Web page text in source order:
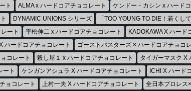
ト ALMA x ハードコアチョコレート
ケンドー・カシン x ハード
DYNAMIC UNIONS シリーズ
「TOO YOUNG TO DIE！若くし
ート 平松伸二 x ハードコアチョコレート
KADOKAWA X ハード
ハードコアチョコレート
ゴーストバスターズ × ハードコアチョコ
コレート 殺し屋１ x ハードコアチョコレート
タイガーマスク X
ート ケンガンアシュラ X ハードコアチョコレート
ICHI X ハード
ョコレート 上村一夫 X ハードコアチョコレート
全日本プロレス